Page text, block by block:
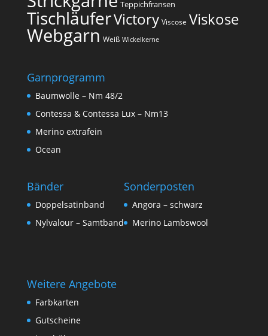
Teppichfransen
TischläuferVictory Viscose Viskose
Webgarn Weiß Wickelkerne
Garnprogramm
Baumwolle – Nm 48/2
Contessa & Contessa Lux – Nm13
Merino extrafein
Ocean
Bänder
Doppelsatinband
Nylvalour – Samtband
Sonderposten
Angora – schwarz
Merino Lambswool
Weitere Angebote
Farbkarten
Gutscheine